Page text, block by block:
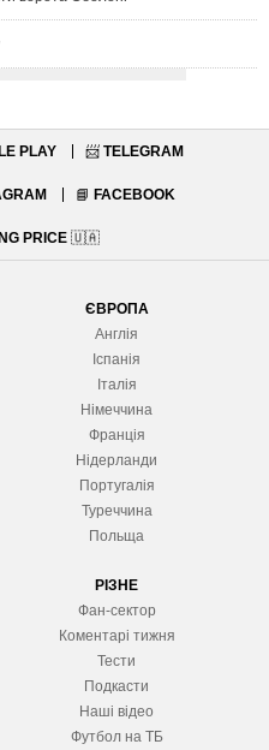
PLAY 📨 TELEGRAM
📘 FACEBOOK
PRICE 🇺🇦
ЄВРОПА
Англія
Іспанія
Італія
Німеччина
Франція
Нідерланди
Португалія
Туреччина
Польща
РІЗНЕ
Фан-сектор
Коментарі тижня
Тести
Подкасти
Наші відео
Футбол на ТБ